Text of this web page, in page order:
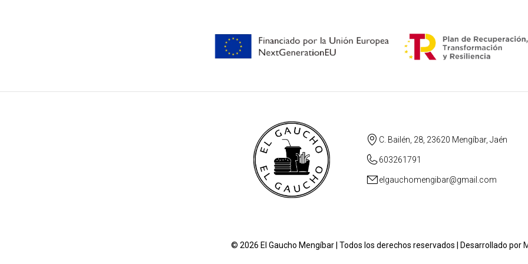
C. Bailén, 28, 23620 Mengíbar, Jaén
603261791
elgauchomengibar@gmail.com
© 2026 El Gaucho Mengíbar | Todos los derechos reservados | Desarrollado por